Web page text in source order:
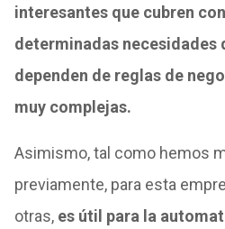
interesantes que cubren
determinadas necesidades
dependen de reglas de
muy complejas.
Asimismo, tal como hemos
previamente, para esta
otras, es útil para la